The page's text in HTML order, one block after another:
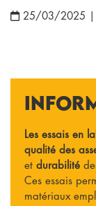
25/03/2025
Les essais en
qualité des
et durabilité
Ces essais
matériaux